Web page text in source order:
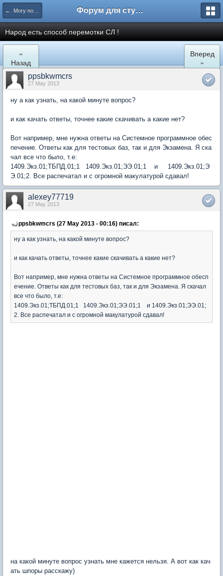
← Могу помочь Форум для студента СГА
Народ есть способ перемотки СЛ !
«
Назад
Вперед
»
ppsbkwmcrs
27 May 2013
ну а как узнать, на какой минуте вопрос?
и как качать ответы, точнее какие скачивать а какие нет?
Вот например, мне нужна ответы на Системное программное обес
печение. Ответы как для тестовых баз, так и для Экзамена. Я ска
чал все что было, т.е:
1409.Экз.01;ТБПД.01;1 1409.Экз.01;ЭЭ.01;1 и 1409.Экз.01;Э
Э.01;2. Все распечатал и с огромной макулатурой сдавал!
alexey77719
27 May 2013
ppsbkwmcrs (27 May 2013 - 00:16) писал:
ну а как узнать, на какой минуте вопрос?
и как качать ответы, точнее какие скачивать а какие нет?
Вот например, мне нужна ответы на Системное программное обесп
ечение. Ответы как для тестовых баз, так и для Экзамена. Я скачал
все что было, т.е:
1409.Экз.01;ТБПД.01;1 1409.Экз.01;ЭЭ.01;1 и 1409.Экз.01;ЭЭ.01;
2. Все распечатал и с огромной макулатурой сдавал!
на какой минуте вопрос узнать мне кажется нельзя. А вот как кач
ать шпоры расскажу)